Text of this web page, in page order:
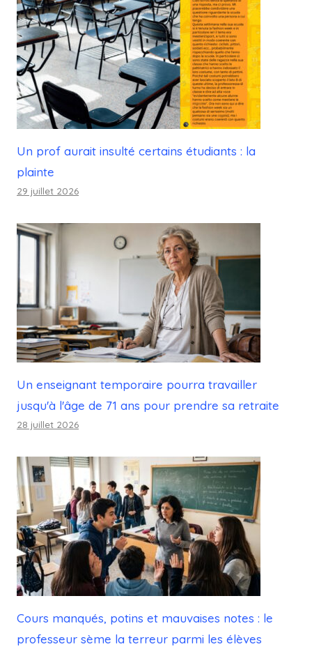
Un prof aurait insulté certains étudiants : la
plainte
29 juillet 2026
Un enseignant temporaire pourra travailler
jusqu'à l'âge de 71 ans pour prendre sa retraite
28 juillet 2026
Cours manqués, potins et mauvaises notes : le
professeur sème la terreur parmi les élèves